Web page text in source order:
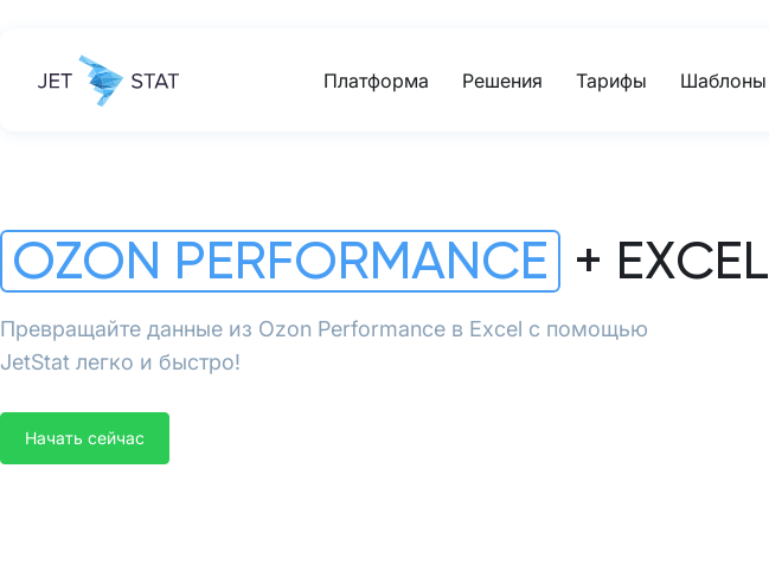
Платформа Решения Тарифы Шаблоны
OZON PERFORMANCE + EXCEL
Превращайте данные из Ozon Performance в Excel с помощью
JetStat легко и быстро!
Начать сейчас